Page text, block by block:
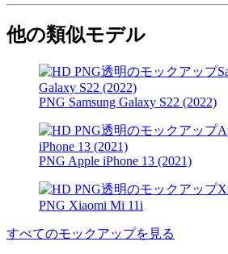
他の類似モデル
PNG Samsung Galaxy S22 (2022)
PNG Apple iPhone 13 (2021)
PNG Xiaomi Mi 11i
すべてのモックアップを見る